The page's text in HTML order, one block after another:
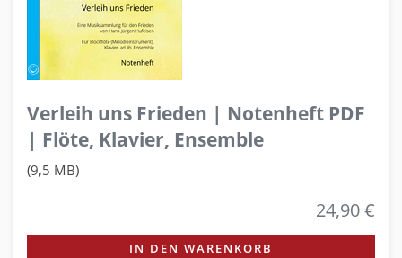
Verleih uns Frieden | Notenheft PDF
| Flöte, Klavier, Ensemble
(9,5 MB)
24,90 €
IN DEN WARENKORB